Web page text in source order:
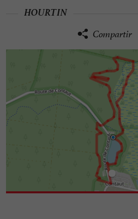
HOURTIN
Compartir